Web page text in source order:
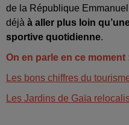
de la République
déjà à aller plus loin
sportive quotidienne.
On en parle en ce moment
Les bons chiffres du
Les Jardins de Gaïa